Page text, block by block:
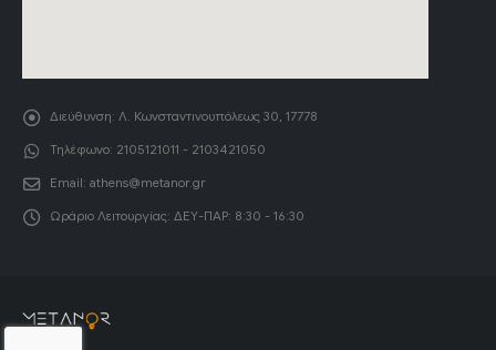
Διεύθυνση: Λ. Κωνσταντινουπόλεως 30, 17778
Τηλέφωνο: 2105121011 - 2103421050
Email: athens@metanor.gr
Ωράριο Λειτουργίας: ΔΕΥ-ΠΑΡ: 8:30 - 16:30